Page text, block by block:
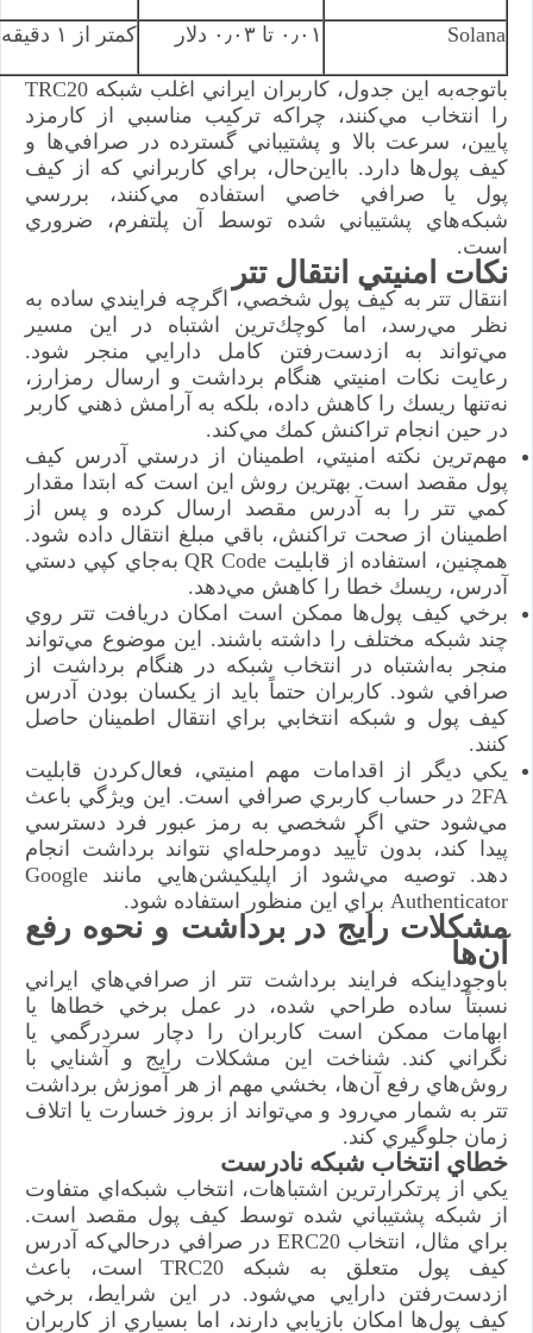
Solana ۰٫۰۱ تا ۰٫۰۳ دلار كمتر از ۱ دقيقه
باتوجه‌به اين جدول، كاربران ايراني اغلب شبكه TRC20
را انتخاب مي‌كنند، چراكه تركيب مناسبي از كارمزد
پايين، سرعت بالا و پشتيباني گسترده در صرافي‌ها و
كيف پول‌ها دارد. بااين‌حال، براي كاربراني كه از كيف
پول يا صرافي خاصي استفاده مي‌كنند، بررسي
شبكه‌هاي پشتيباني شده توسط آن پلتفرم، ضروري
است.
نكات امنيتي انتقال تتر
انتقال تتر به كيف پول شخصي، اگرچه فرايندي ساده به
نظر مي‌رسد، اما كوچك‌ترين اشتباه در اين مسير
مي‌تواند به ازدست‌رفتن كامل دارايي منجر شود.
رعايت نكات امنيتي هنگام برداشت و ارسال رمزارز،
نه‌تنها ريسك را كاهش داده، بلكه به آرامش ذهني كاربر
در حين انجام تراكنش كمك مي‌كند.
مهم‌ترين نكته امنيتي، اطمينان از درستي آدرس كيف
پول مقصد است. بهترين روش اين است كه ابتدا مقدار
كمي تتر را به آدرس مقصد ارسال كرده و پس از
اطمينان از صحت تراكنش، باقي مبلغ انتقال داده شود.
همچنين، استفاده از قابليت QR Code به‌جاي كپي دستي
آدرس، ريسك خطا را كاهش مي‌دهد.
برخي كيف پول‌ها ممكن است امكان دريافت تتر روي
چند شبكه مختلف را داشته باشند. اين موضوع مي‌تواند
منجر به‌اشتباه در انتخاب شبكه در هنگام برداشت از
صرافي شود. كاربران حتماً بايد از يكسان بودن آدرس
كيف پول و شبكه انتخابي براي انتقال اطمينان حاصل
كنند.
يكي ديگر از اقدامات مهم امنيتي، فعال‌كردن قابليت
2FA در حساب كاربري صرافي است. اين ويژگي باعث
مي‌شود حتي اگر شخصي به رمز عبور فرد دسترسي
پيدا كند، بدون تأييد دومرحله‌اي نتواند برداشت انجام
دهد. توصيه مي‌شود از اپليكيشن‌هايي مانند Google
Authenticator براي اين منظور استفاده شود.
مشكلات رايج در برداشت و نحوه رفع
آن‌ها
باوجوداينكه فرايند برداشت تتر از صرافي‌هاي ايراني
نسبتاً ساده طراحي شده، در عمل برخي خطاها يا
ابهامات ممكن است كاربران را دچار سردرگمي يا
نگراني كند. شناخت اين مشكلات رايج و آشنايي با
روش‌هاي رفع آن‌ها، بخشي مهم از هر آموزش برداشت
تتر به شمار مي‌رود و مي‌تواند از بروز خسارت يا اتلاف
زمان جلوگيري كند.
خطاي انتخاب شبكه نادرست
يكي از پرتكرارترين اشتباهات، انتخاب شبكه‌اي متفاوت
از شبكه پشتيباني شده توسط كيف پول مقصد است.
براي مثال، انتخاب ERC20 در صرافي درحالي‌كه آدرس
كيف پول متعلق به شبكه TRC20 است، باعث
ازدست‌رفتن دارايي مي‌شود. در اين شرايط، برخي
كيف پول‌ها امكان بازيابي دارند، اما بسياري از كاربران